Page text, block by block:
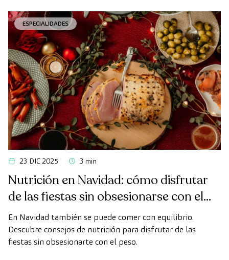
ESPECIALIDADES
23 DIC 2025 3 min
Nutrición en Navidad: cómo disfrutar
de las fiestas sin obsesionarse con el
peso
En Navidad también se puede comer con equilibrio.
Descubre consejos de nutrición para disfrutar de las
fiestas sin obsesionarte con el peso.